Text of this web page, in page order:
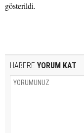
gösterildi.
HABERE YORUM KAT